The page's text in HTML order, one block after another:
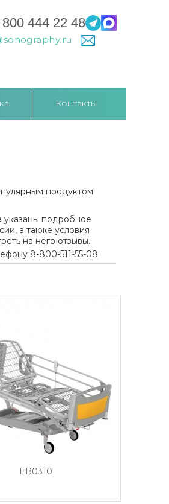
800 444 22 48
Контакты
продуктом
указаны подробное
а также условия
на него отзывы.
8-800-511-55-08.
EB0310